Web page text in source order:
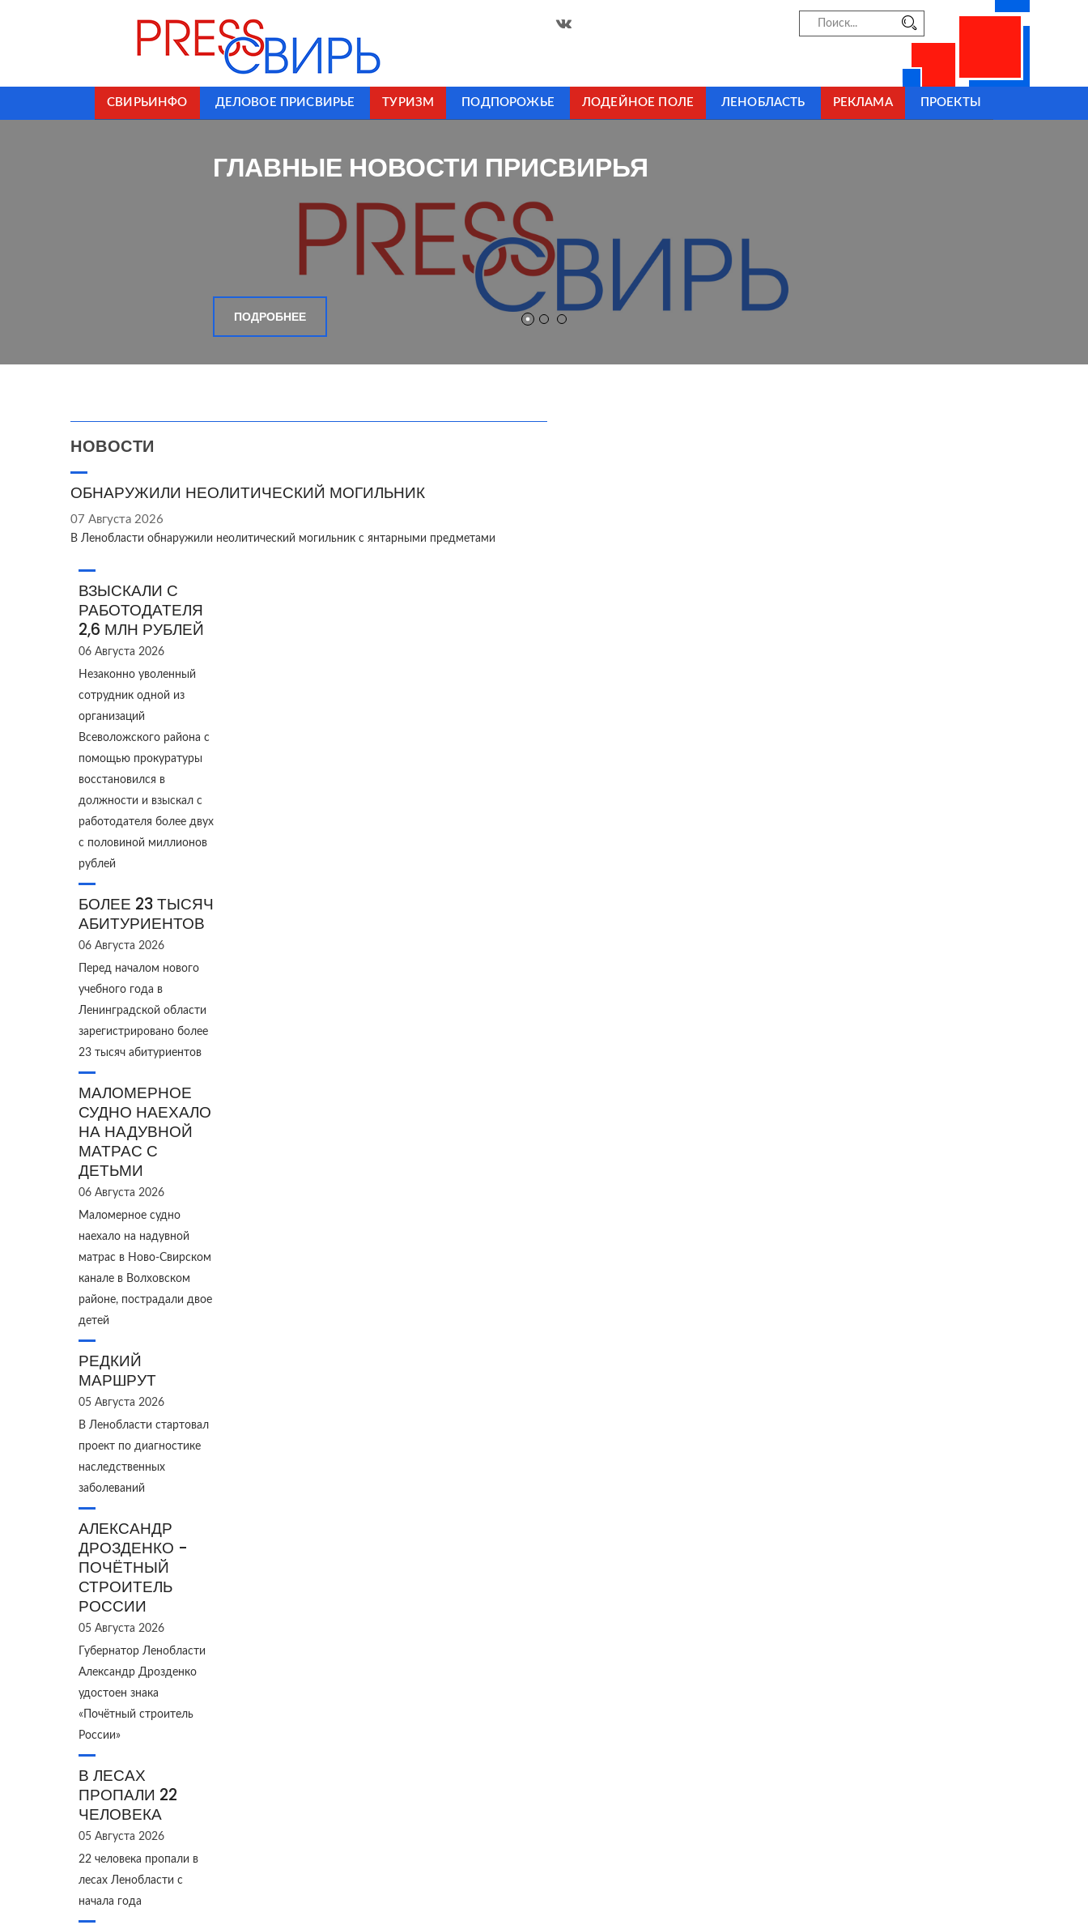
СВИРЬИНФО ДЕЛОВОЕ ПРИСВИРЬЕ ТУРИЗМ ПОДПОРОЖЬЕ ЛОДЕЙНОЕ ПОЛЕ ЛЕНОБЛАСТЬ РЕКЛАМА ПРОЕКТЫ
ГЛАВНЫЕ НОВОСТИ ПРИСВИРЬЯ
НОВОСТИ
ОБНАРУЖИЛИ НЕОЛИТИЧЕСКИЙ МОГИЛЬНИК
07 Августа 2026
В Ленобласти обнаружили неолитический могильник с янтарными предметами
ВЗЫСКАЛИ С
РАБОТОДАТЕЛЯ
2,6 МЛН РУБЛЕЙ
06 Августа 2026
Незаконно уволенный
сотрудник одной из
организаций
Всеволожского района с
помощью прокуратуры
восстановился в
должности и взыскал с
работодателя более двух
с половиной миллионов
рублей
БОЛЕЕ 23 ТЫСЯЧ
АБИТУРИЕНТОВ
06 Августа 2026
Перед началом нового
учебного года в
Ленинградской области
зарегистрировано более
23 тысяч абитуриентов
МАЛОМЕРНОЕ
СУДНО НАЕХАЛО
НА НАДУВНОЙ
МАТРАС С
ДЕТЬМИ
06 Августа 2026
Маломерное судно
наехало на надувной
матрас в Ново‑Свирском
канале в Волховском
районе, пострадали двое
детей
РЕДКИЙ
МАРШРУТ
05 Августа 2026
В Ленобласти стартовал
проект по диагностике
наследственных
заболеваний
АЛЕКСАНДР
ДРОЗДЕНКО -
ПОЧЁТНЫЙ
СТРОИТЕЛЬ
РОССИИ
05 Августа 2026
Губернатор Ленобласти
Александр Дрозденко
удостоен знака
«Почётный строитель
России»
В ЛЕСАХ
ПРОПАЛИ 22
ЧЕЛОВЕКА
05 Августа 2026
22 человека пропали в
лесах Ленобласти с
начала года